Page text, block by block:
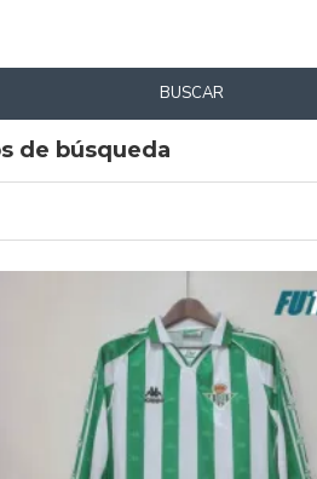
BUSCAR
de búsqueda